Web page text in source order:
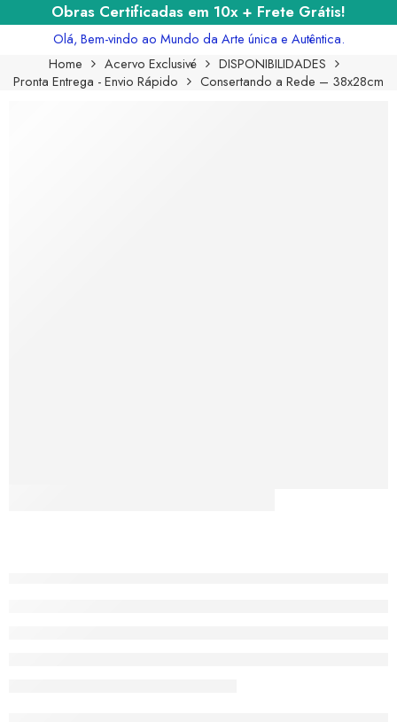
Obras Certificadas em 10x + Frete Grátis!
Olá, Bem-vindo ao Mundo da Arte única e Autêntica.
Home
Acervo Exclusivé
DISPONIBILIDADES
Pronta Entrega - Envio Rápido
Consertando a Rede – 38x28cm